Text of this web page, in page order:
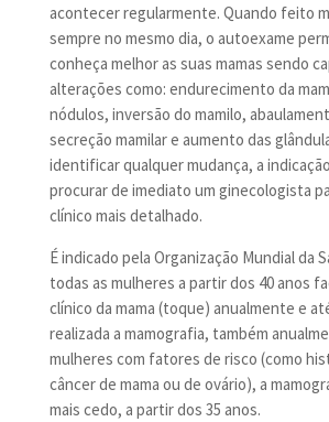
acontecer regularmente. Quando feito
sempre no mesmo dia, o autoexame
conheça melhor as suas mamas sendo
alterações como: endurecimento da
nódulos, inversão do mamilo,
secreção mamilar e aumento das
identificar qualquer mudança, a
procurar de imediato um ginecologista
clínico mais detalhado.
É indicado pela Organização Mundial da
todas as mulheres a partir dos 40 anos
clínico da mama (toque) anualmente e
realizada a mamografia, também
mulheres com fatores de risco (como
câncer de mama ou de ovário), a
mais cedo, a partir dos 35 anos.